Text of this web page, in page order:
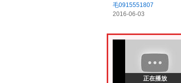
毛0915551807
2016-06-03
正在播放